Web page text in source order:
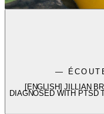
—
[ENGLISH] JILLIAN
DIAGNOSED WITH PTSD